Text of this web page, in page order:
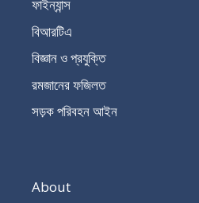
ফাইন্যান্স
বিআরটিএ
বিজ্ঞান ও প্রযুক্তি
রমজানের ফজিলত
সড়ক পরিবহন আইন
About